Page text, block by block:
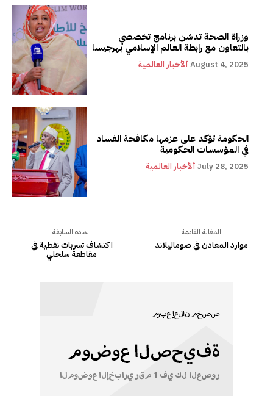
وزراة الصحة تدشن برنامج تخصصي
بالتعاون مع رابطة العالم الإسلامي بهرجيسا
ألأخبار العالمية August 4, 2025
الحكومة تؤكد على عزمها مكافحة الفساد
في المؤسسات الحكومية
ألأخبار العالمية July 28, 2025
المادة السابقة
اكتشاف تسربات نفطية في
مقاطعة سلحلي
المقالة القادمة
موارد المعادن في صوماليلاند